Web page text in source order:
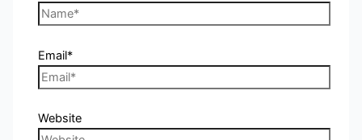
Email*
Website